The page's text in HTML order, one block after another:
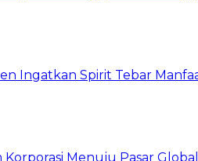
Ingatkan Spirit Tebar
Menuju Pasar Global